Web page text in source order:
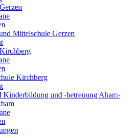
Mittelschule Gerzen
Kirchberg
Kinderbildung und -betreuung Aham-